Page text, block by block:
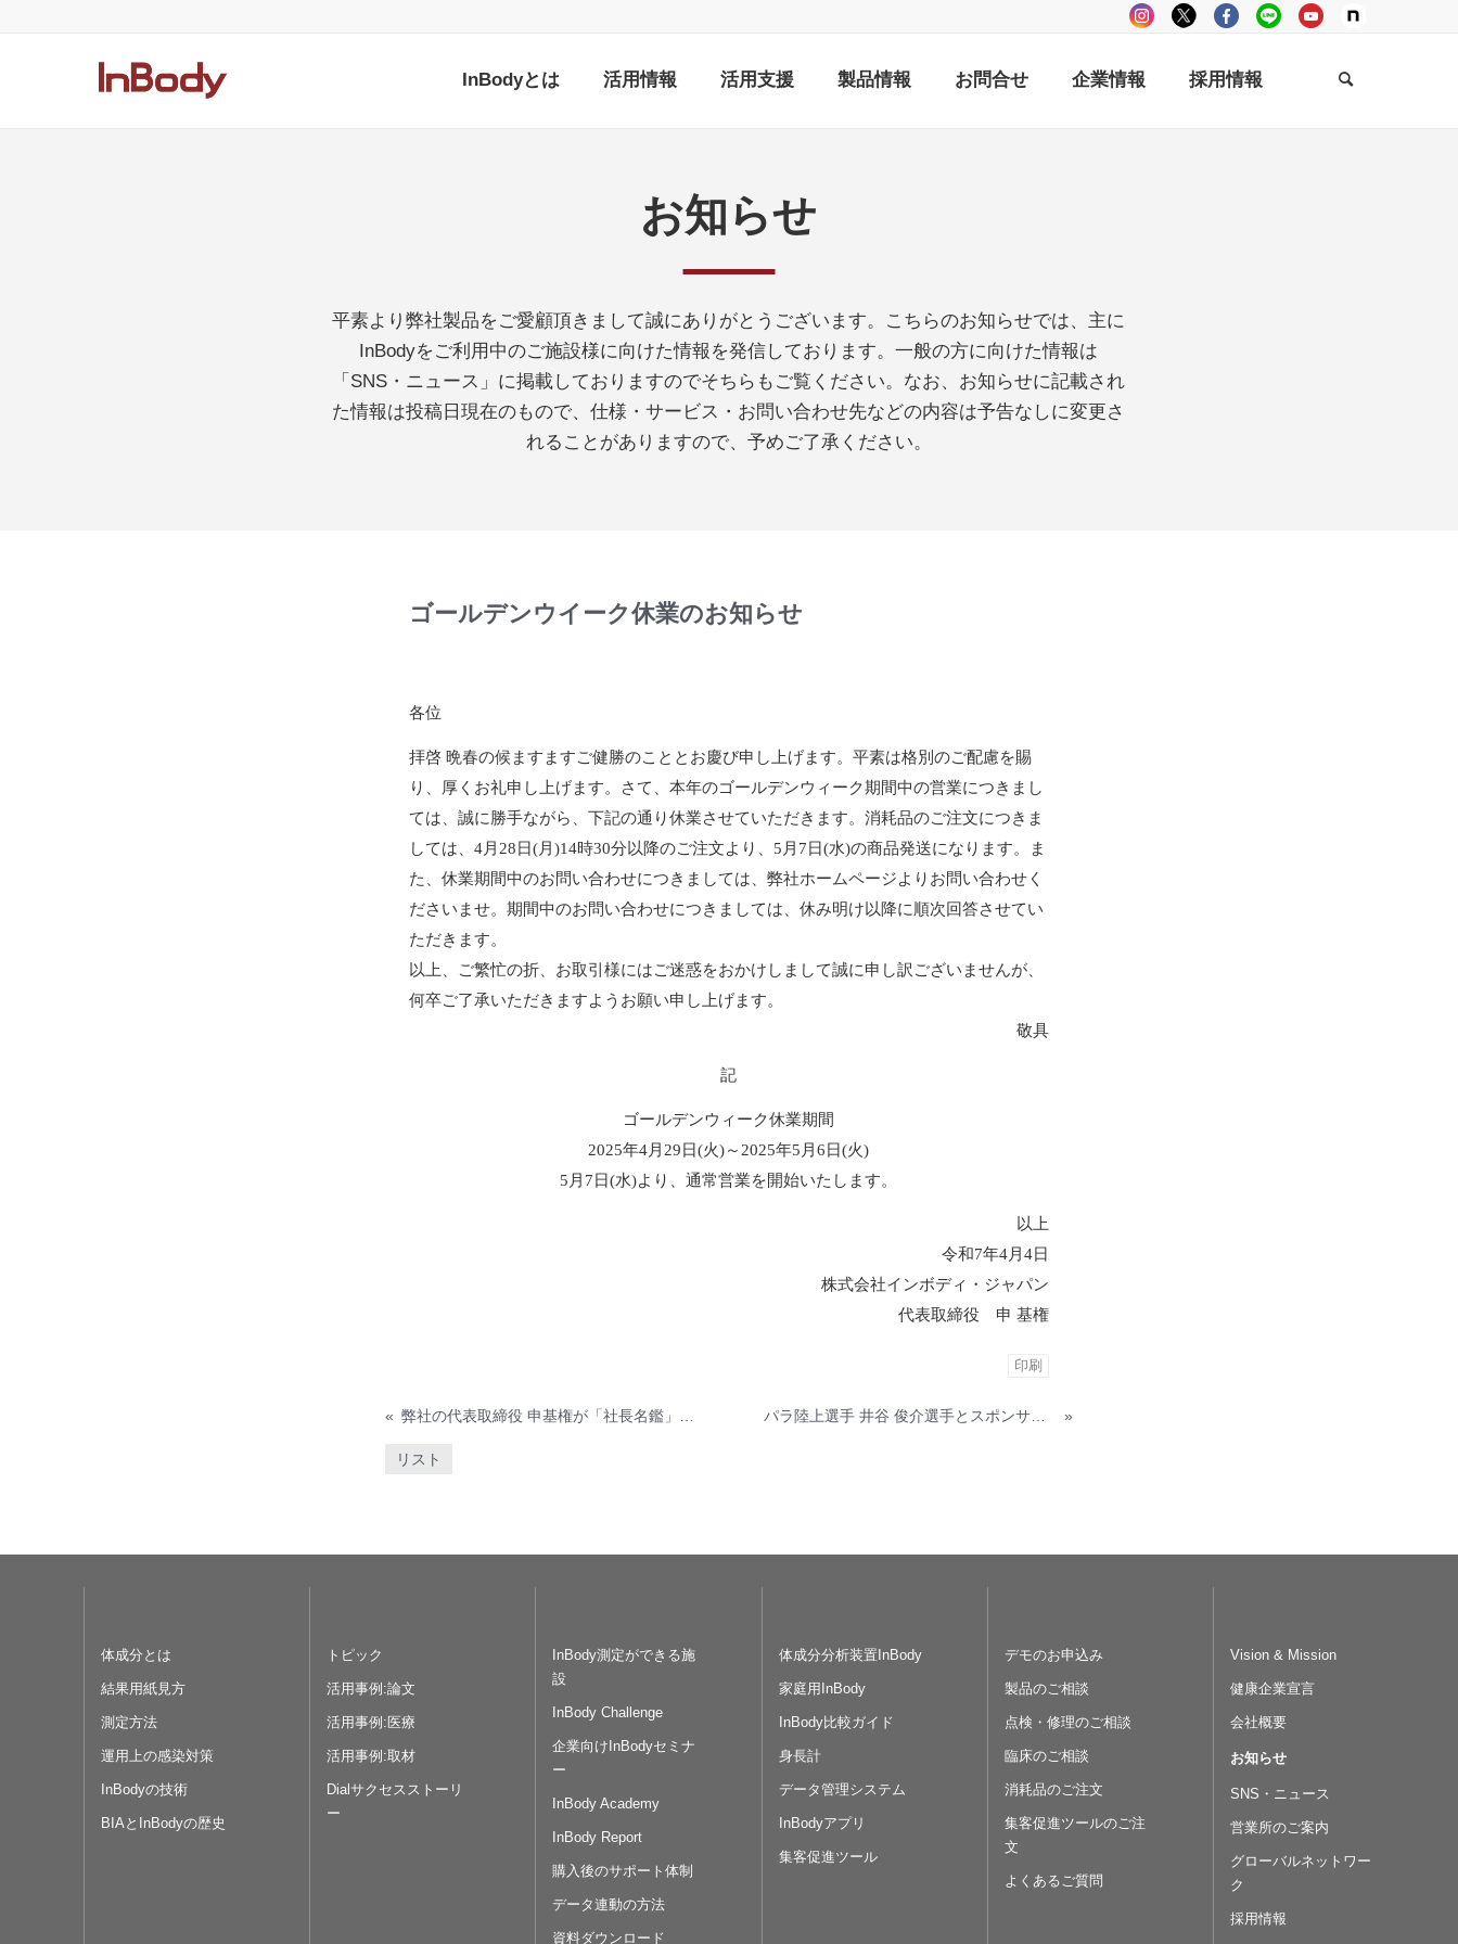
InBodyとは 活用情報 活用支援 製品情報 お問合せ 企業情報 採用情報
お知らせ
平素より弊社製品をご愛顧頂きまして誠にありがとうございます。こちらのお知らせでは、主に
InBodyをご利用中のご施設様に向けた情報を発信しております。一般の方に向けた情報は
「SNS・ニュース」に掲載しておりますのでそちらもご覧ください。なお、お知らせに記載され
た情報は投稿日現在のもので、仕様・サービス・お問い合わせ先などの内容は予告なしに変更さ
れることがありますので、予めご了承ください。
ゴールデンウイーク休業のお知らせ
各位
拝啓 晩春の候ますますご健勝のこととお慶び申し上げます。平素は格別のご配慮を賜
り、厚くお礼申し上げます。さて、本年のゴールデンウィーク期間中の営業につきまし
ては、誠に勝手ながら、下記の通り休業させていただきます。消耗品のご注文につきま
しては、4月28日(月)14時30分以降のご注文より、5月7日(水)の商品発送になります。ま
た、休業期間中のお問い合わせにつきましては、弊社ホームページよりお問い合わせく
ださいませ。期間中のお問い合わせにつきましては、休み明け以降に順次回答させてい
ただきます。
以上、ご繁忙の折、お取引様にはご迷惑をおかけしまして誠に申し訳ございませんが、
何卒ご了承いただきますようお願い申し上げます。
敬具
記
ゴールデンウィーク休業期間
2025年4月29日(火)～2025年5月6日(火)
5月7日(水)より、通常営業を開始いたします。
以上
令和7年4月4日
株式会社インボディ・ジャパン
代表取締役 申 基権
印刷
« 弊社の代表取締役 申基権が「社長名鑑」に掲載 パラ陸上選手 井谷 俊介選手とスポンサー契約を締結 »
リスト
体成分とは
結果用紙見方
測定方法
運用上の感染対策
InBodyの技術
BIAとInBodyの歴史
トピック
活用事例:論文
活用事例:医療
活用事例:取材
Dialサクセスストーリ
ー
InBody測定ができる施
設
InBody Challenge
企業向けInBodyセミナ
ー
InBody Academy
InBody Report
購入後のサポート体制
データ連動の方法
資料ダウンロード
体成分分析装置InBody
家庭用InBody
InBody比較ガイド
身長計
データ管理システム
InBodyアプリ
集客促進ツール
デモのお申込み
製品のご相談
点検・修理のご相談
臨床のご相談
消耗品のご注文
集客促進ツールのご注
文
よくあるご質問
Vision & Mission
健康企業宣言
会社概要
お知らせ
SNS・ニュース
営業所のご案内
グローバルネットワー
ク
採用情報